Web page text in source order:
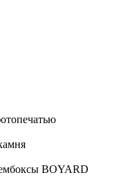
BOYARD